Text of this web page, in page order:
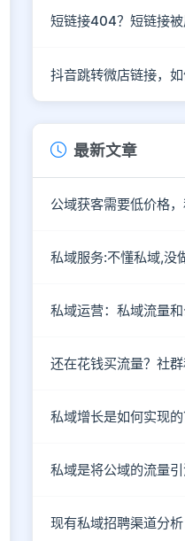
短链接404？短链接被
抖音跳转微店链接，如
最新文章
公域获客需要低价格
私域服务:不懂私域,没
私域运营：私域流量
还在花钱买流量？社群
私域增长是如何实现
私域是将公域的流量
现有私域招聘渠道分